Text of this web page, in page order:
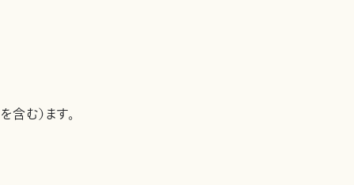
む）ます。